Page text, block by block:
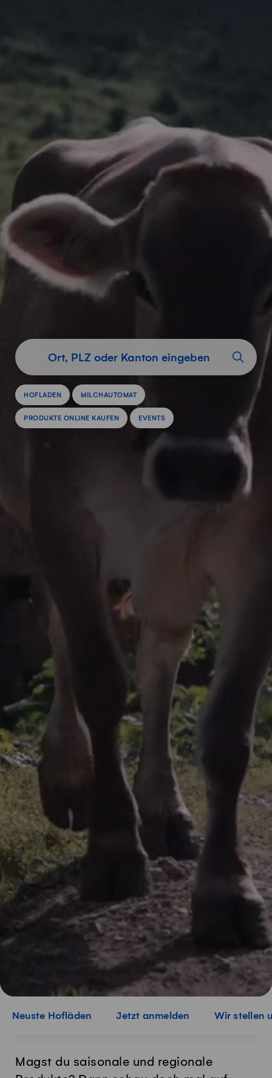
Vom Milchbuur
HOFLADEN MILCHAUTOMAT
PRODUKTE ONLINE KAUFEN EVENTS
Neuste Hofläden Jetzt anmelden Wir stellen
Magst du saisonale und regionale